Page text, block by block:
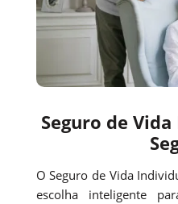
Seguro de
O Seguro de Vida
escolha inteligente